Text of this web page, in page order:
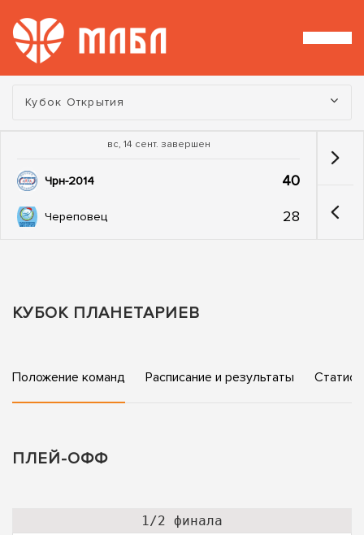
Турнир:
Кубок Открытия
вс, 14 сент. завершен
Чрн-2014 40
Череповец 28
КУБОК ПЛАНЕТАРИЕВ
Положение команд Расписание и результаты
ПЛЕЙ-ОФФ
1/2 финала